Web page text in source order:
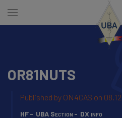
NEDERLANDS
Recherche
OR81NUTS
Published by ON4CAS on
HF UBA Section DX info